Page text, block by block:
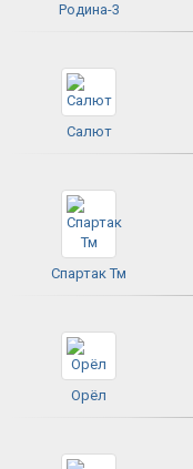
Родина-3
Салют
Спартак Тм
Орёл